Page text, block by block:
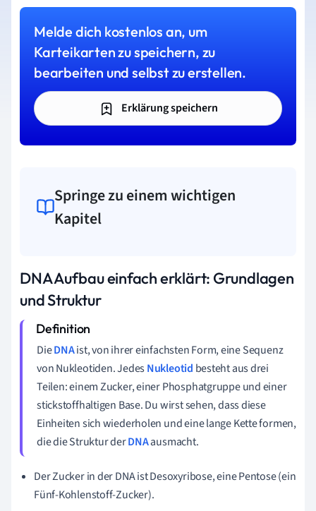
Melde dich kostenlos an, um
Karteikarten zu speichern, zu
bearbeiten und selbst zu erstellen.
Erklärung speichern
Springe zu einem wichtigen
Kapitel
DNA Aufbau einfach erklärt: Grundlagen
und Struktur
DieDNAist, von ihrer einfachsten Form, eine Sequenz
von Nukleotiden. JedesNukleotid besteht aus drei
Teilen: einem Zucker, einer Phosphatgruppe und einer
stickstoffhaltigen Base. Du wirst sehen, dass diese
Einheiten sich wiederholen und eine lange Kette formen,
die die Struktur derDNAausmacht.
Der Zucker in der DNA ist Desoxyribose, eine Pentose (ein
Fünf-Kohlenstoff-Zucker).